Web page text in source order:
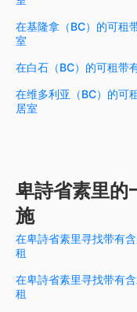
在基隆拿（BC）的可租
室
在白石（BC）的可租带
在维多利亚（BC）的可
居室
卑詩省素里的
施
在卑詩省素里寻找带有
租
在卑詩省素里寻找带有
租